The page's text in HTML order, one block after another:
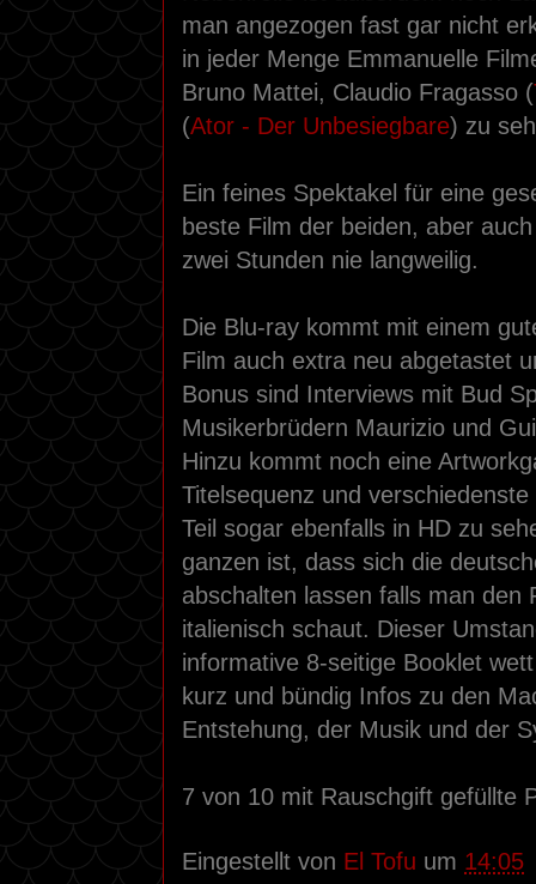
man angezogen fast gar nicht
in jeder Menge Emmanuelle
Bruno Mattei, Claudio Fragasso (
(Ator - Der Unbesiegbare) zu
Ein feines Spektakel für eine
beste Film der beiden, aber
zwei Stunden nie langweilig.
Die Blu-ray kommt mit einem
Film auch extra neu abgetastet
Bonus sind Interviews mit Bud
Musikerbrüdern Maurizio und
Hinzu kommt noch eine
Titelsequenz und
Teil sogar ebenfalls in HD zu
ganzen ist, dass sich die
abschalten lassen falls man den
italienisch schaut. Dieser
informative 8-seitige Booklet
kurz und bündig Infos zu den
Entstehung, der Musik und der
7 von 10 mit Rauschgift gefüllte
Eingestellt von El Tofu um 14:05